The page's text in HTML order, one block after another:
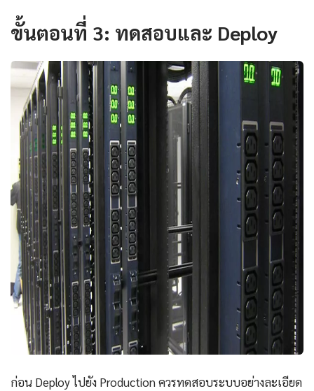
ขั้นตอนที่ 3: ทดสอบและ Deploy
ก่อน Deploy ไปยัง Production ควรทดสอบระบบอย่างละเอียด